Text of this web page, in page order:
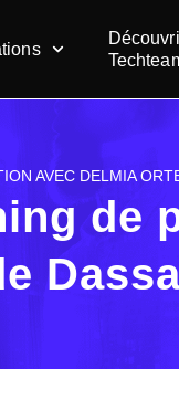
AVEC DELMIA
de